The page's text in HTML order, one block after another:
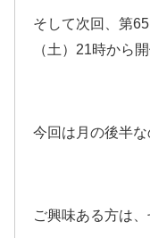
そして次回、第
（土）21時から
今回は月の後半
ご興味ある方は